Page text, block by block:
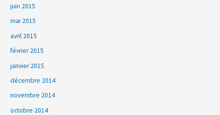
juin 2015
mai 2015
avril 2015
février 2015
janvier 2015
décembre 2014
novembre 2014
octobre 2014